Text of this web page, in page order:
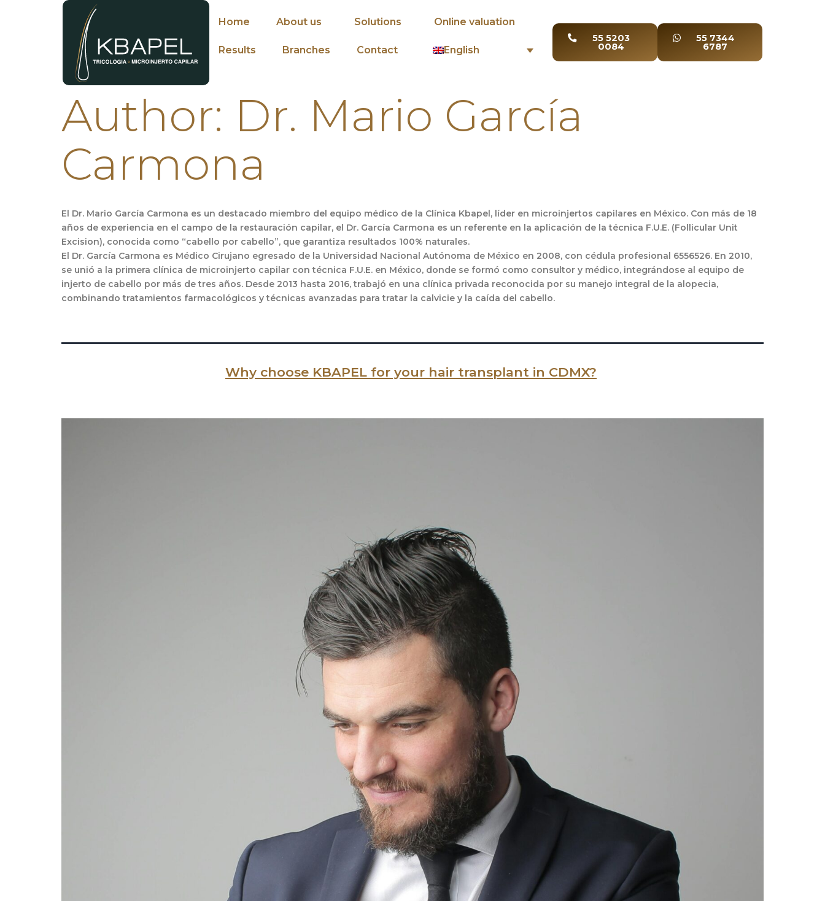
Home About us Solutions Online valuation
Results Branches Contact English
55 5203
0084
55 7344
6787
Author: Dr. Mario García
Carmona
El Dr. Mario García Carmona es un destacado miembro del equipo médico de la Clínica Kbapel, líder en microinjertos capilares en México. Con más de 18
años de experiencia en el campo de la restauración capilar, el Dr. García Carmona es un referente en la aplicación de la técnica F.U.E. (Follicular Unit
Excision), conocida como “cabello por cabello”, que garantiza resultados 100% naturales.
El Dr. García Carmona es Médico Cirujano egresado de la Universidad Nacional Autónoma de México en 2008, con cédula profesional 6556526. En 2010,
se unió a la primera clínica de microinjerto capilar con técnica F.U.E. en México, donde se formó como consultor y médico, integrándose al equipo de
injerto de cabello por más de tres años. Desde 2013 hasta 2016, trabajó en una clínica privada reconocida por su manejo integral de la alopecia,
combinando tratamientos farmacológicos y técnicas avanzadas para tratar la calvicie y la caída del cabello.
Why choose KBAPEL for your hair transplant in CDMX?